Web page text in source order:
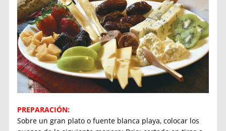
PREPARACIÓN:
Sobre un gran plato o fuente blanca playa, colocar los